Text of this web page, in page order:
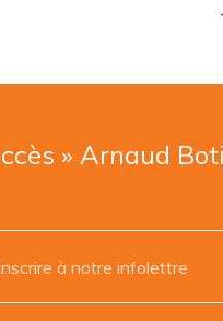
» Arnaud Boti
à notre infolettre